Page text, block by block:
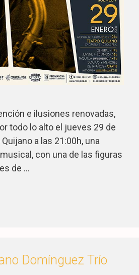
e ilusiones renovadas,
todo lo alto el jueves 29 de
a las 21:00h, una
con una de las figuras
de …
Domínguez Trío